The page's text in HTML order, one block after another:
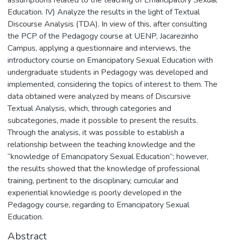
Education. IV) Analyze the results in the light of Textual
Discourse Analysis (TDA). In view of this, after consulting
the PCP of the Pedagogy course at UENP, Jacarezinho
Campus, applying a questionnaire and interviews, the
introductory course on Emancipatory Sexual Education with
undergraduate students in Pedagogy was developed and
implemented, considering the topics of interest to them. The
data obtained were analyzed by means of Discursive
Textual Analysis, which, through categories and
subcategories, made it possible to present the results.
Through the analysis, it was possible to establish a
relationship between the teaching knowledge and the
“knowledge of Emancipatory Sexual Education”; however,
the results showed that the knowledge of professional
training, pertinent to the disciplinary, curricular and
experiential knowledge is poorly developed in the
Pedagogy course, regarding to Emancipatory Sexual
Education.
Abstract